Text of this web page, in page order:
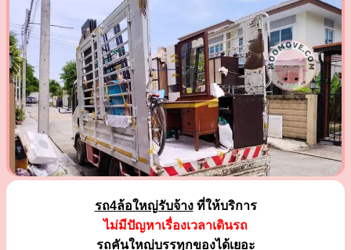
รถ4ล้อใหญ่รับจ้างที่ให้บริการ
ไม่มีปัญหาเรื่องเวลาเดินรถ
รถคันใหญ่บรรทุกของได้เยอะ